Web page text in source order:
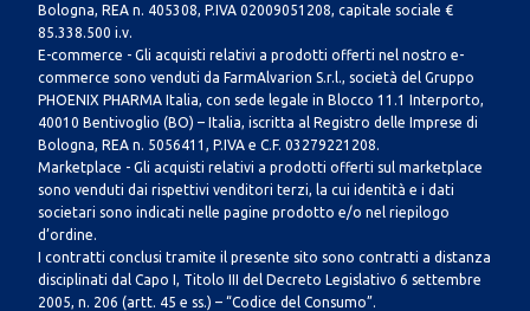
Bologna, REA n. 405308, P.IVA 02009051208, capitale sociale €
85.338.500 i.v.
E-commerce - Gli acquisti relativi a prodotti offerti nel nostro e-
commerce sono venduti da FarmAlvarion S.r.l., società del Gruppo
PHOENIX PHARMA Italia, con sede legale in Blocco 11.1 Interporto,
40010 Bentivoglio (BO) – Italia, iscritta al Registro delle Imprese di
Bologna, REA n. 5056411, P.IVA e C.F. 03279221208.
Marketplace - Gli acquisti relativi a prodotti offerti sul marketplace
sono venduti dai rispettivi venditori terzi, la cui identità e i dati
societari sono indicati nelle pagine prodotto e/o nel riepilogo
d’ordine.
I contratti conclusi tramite il presente sito sono contratti a distanza
disciplinati dal Capo I, Titolo III del Decreto Legislativo 6 settembre
2005, n. 206 (artt. 45 e ss.) – “Codice del Consumo”.